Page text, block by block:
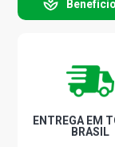
PANORAMA
1986)
PANORAMA
PANORAMA C
ENTREGA EM
BRASIL